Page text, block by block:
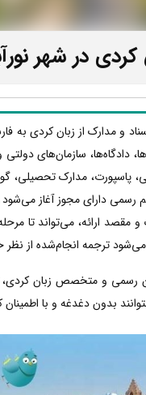
در شهر
و مدارک از زبان کردی
دادگاه‌ها، سازمان‌های
پاسپورت، مدارک
رسمی دارای مجوز آغاز
ارائه، می‌تواند تا
می‌شود ترجمه انجام‌شده از
رسمی و متخصص زبان
بدون دغدغه و با اطمینان